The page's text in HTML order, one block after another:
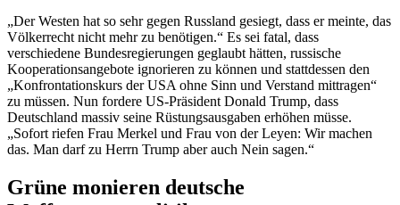
„Der Westen hat so sehr gegen Russland gesiegt, dass er meinte, das
Völkerrecht nicht mehr zu benötigen.“ Es sei fatal, dass
verschiedene Bundesregierungen geglaubt hätten, russische
Kooperationsangebote ignorieren zu können und stattdessen den
„Konfrontationskurs der USA ohne Sinn und Verstand mittragen“
zu müssen. Nun fordere US-Präsident Donald Trump, dass
Deutschland massiv seine Rüstungsausgaben erhöhen müsse.
„Sofort riefen Frau Merkel und Frau von der Leyen: Wir machen
das. Man darf zu Herrn Trump aber auch Nein sagen.“
Grüne monieren deutsche